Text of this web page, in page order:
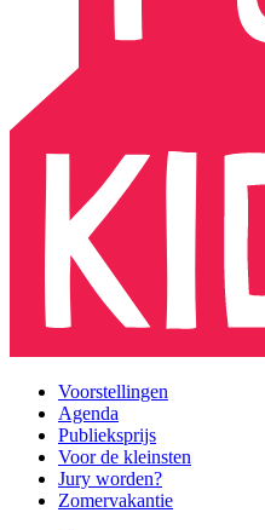
Voorstellingen
Agenda
Publieksprijs
Voor de kleinsten
Jury worden?
Zomervakantie